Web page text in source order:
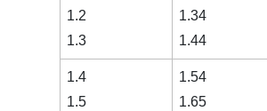
1.2
1.3
1.34
1.44
1.4
1.5
1.54
1.65